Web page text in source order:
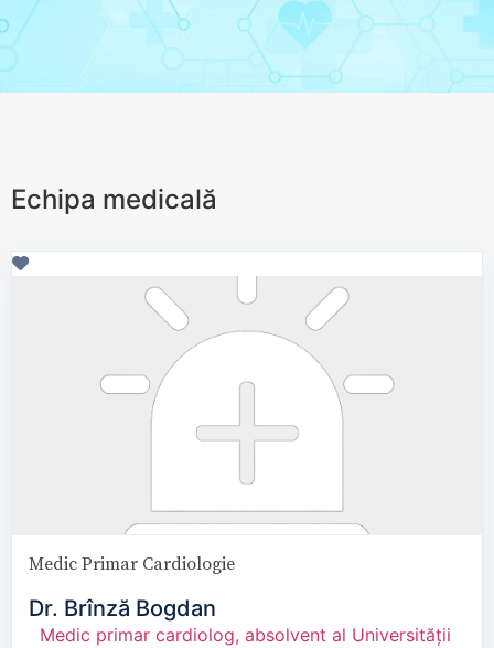
Echipa medicală
Medic Primar Cardiologie
Dr. Brînză Bogdan
Medic primar cardiolog, absolvent al Universității